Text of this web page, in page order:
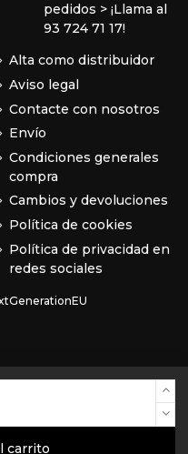
carrito
pedidos > ¡Llama al
93 724 71 17!
Alta como distribuidor
Aviso legal
Contacte con nosotros
Envío
Condiciones generales
compra
Cambios y devoluciones
Política de cookies
Política de privacidad en
redes sociales